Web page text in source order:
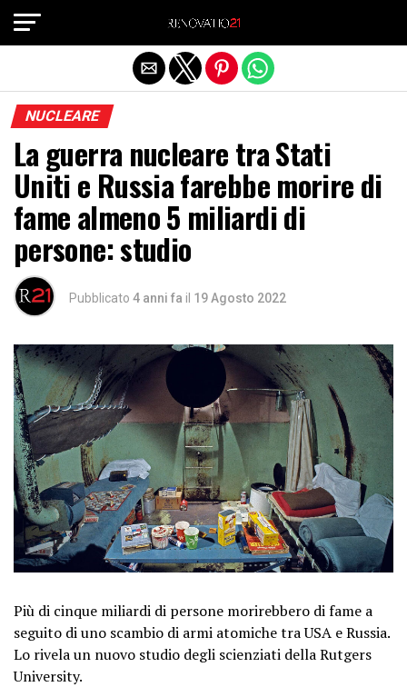
NUCLEARE
La guerra nucleare tra Stati
Uniti e Russia farebbe morire di
fame almeno 5 miliardi di
persone: studio
Pubblicato 4 anni fa il 19 Agosto 2022
Più di cinque miliardi di persone morirebbero di fame a
seguito di uno scambio di armi atomiche tra USA e Russia.
Lo rivela un nuovo studio degli scienziati della Rutgers
University.
Exit mobile version